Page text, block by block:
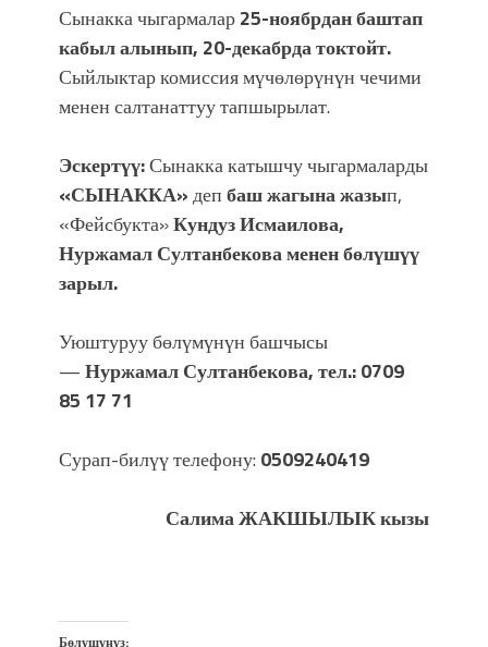
Сынакка чыгармалар25-ноябрдан баштап
кабыл алынып, 20-декабрда токтойт.
Сыйлыктар комиссия мүчөлөрүнүн чечими
менен салтанаттуу тапшырылат.
Эскертүү:Сынакка катышчу чыгармаларды
«СЫНАККА»депбаш жагына жазып,
«Фейсбукта»Кундуз Исмаилова,
Нуржамал Султанбекова менен бөлүшүү
зарыл.
Уюштуруу бөлүмүнүн башчысы
—Нуржамал Султанбекова, тел.:0709
85 17 71
Сурап-билүү телефону: 0509240419
Салима ЖАКШЫЛЫК кызы
Бөлүшүңүз: